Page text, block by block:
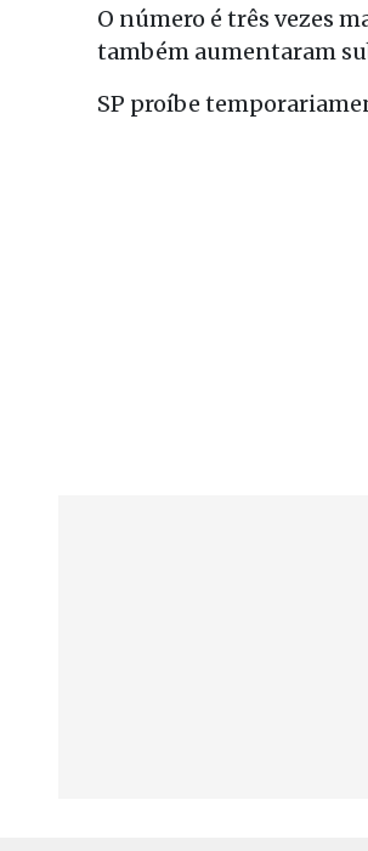
O número é três vezes
também aumentaram
SP proíbe